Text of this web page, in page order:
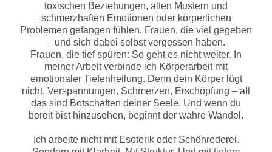
toxischen Beziehungen, alten Mustern und
schmerzhaften Emotionen oder körperlichen
Problemen gefangen fühlen. Frauen, die viel gegeben
– und sich dabei selbst vergessen haben.
Frauen, die tief spüren: So geht es nicht weiter. In
meiner Arbeit verbinde ich Körperarbeit mit
emotionaler Tiefenheilung. Denn dein Körper lügt
nicht. Verspannungen, Schmerzen, Erschöpfung – all
das sind Botschaften deiner Seele. Und wenn du
bereit bist hinzusehen, beginnt der wahre Wandel.
Ich arbeite nicht mit Esoterik oder Schönrederei.